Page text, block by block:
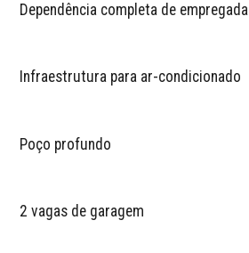
Dependência completa de empregada
Infraestrutura para ar-condicionado
Poço profundo
2 vagas de garagem